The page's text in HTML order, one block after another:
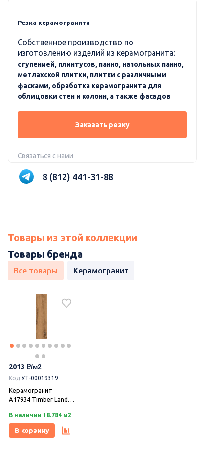
Резка керамогранита
Собственное производство по
изготовлению изделий из керамогранита:
ступенией, плинтусов, панно, напольных панно,
метлахской плитки, плитки с различными
фасками, обработка керамогранита для
облицовки стен и колонн, а также фасадов
Заказать резку
Связаться с нами
8 (812) 441-31-88
Товары из этой коллекции
Товары бренда
Все товары Керамогранит
2013
Код УТ-00019319
Керамогранит
A17934 Timber Land
ректификат
21,8х89,8, Cersanit
В наличии 18.784 м2
В корзину